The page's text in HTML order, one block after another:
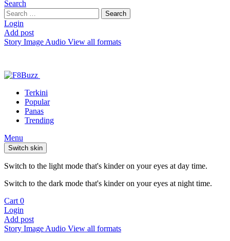
Search
Search
for:
Search
Login
Add post
Story Image Audio View all formats
Terkini
Popular
Panas
Trending
Menu
Switch skin
Switch to the light mode that's kinder on your eyes at day time.
Switch to the dark mode that's kinder on your eyes at night time.
Cart 0
Login
Add post
Story Image Audio View all formats